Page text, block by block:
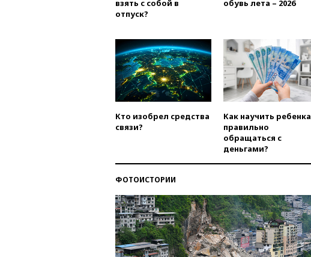
взять с собой в
отпуск?
обувь лета – 2026
Кто изобрел средства
связи?
Как научить ребенка
правильно
обращаться с
деньгами?
ФОТОИСТОРИИ